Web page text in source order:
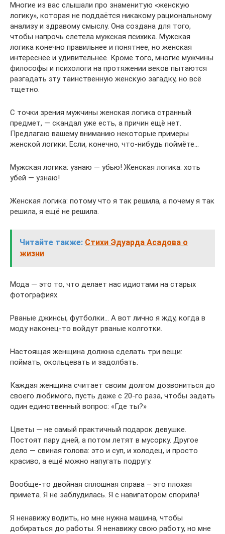
Многие из вас слышали про знаменитую «женскую
логику», которая не поддаётся никакому рациональному
анализу и здравому смыслу. Она создана для того,
чтобы напрочь слетела мужская психика. Мужская
логика конечно правильнее и понятнее, но женская
интереснее и удивительнее. Кроме того, многие мужчины
философы и психологи на протяжении веков пытаются
разгадать эту таинственную женскую загадку, но всё
тщетно.
С точки зрения мужчины женская логика странный
предмет, — скандал уже есть, а причин ещё нет.
Предлагаю вашему вниманию некоторые примеры
женской логики. Если, конечно, что-нибудь поймёте…
Мужская логика: узнаю — убью! Женская логика: хоть
убей — узнаю!
Женская логика: потому что я так решила, а почему я так
решила, я ещё не решила.
Читайте также: Стихи Эдуарда Асадова о
жизни
Мода — это то, что делает нас идиотами на старых
фотографиях.
Рваные джинсы, футболки… А вот лично я жду, когда в
моду наконец-то войдут рваные колготки.
Настоящая женщина должна сделать три вещи:
поймать, окольцевать и задолбать.
Каждая женщина считает своим долгом дозвониться до
своего любимого, пусть даже с 20-го раза, чтобы задать
один единственный вопрос: «Где ты?»
Цветы — не самый практичный подарок девушке.
Постоят пару дней, а потом летят в мусорку. Другое
дело — свиная голова: это и суп, и холодец, и просто
красиво, а ещё можно напугать подругу.
Вообще-то двойная сплошная справа – это плохая
примета. Я не заблудилась. Я с навигатором спорила!
Я ненавижу водить, но мне нужна машина, чтобы
добираться до работы. Я ненавижу свою работу, но мне